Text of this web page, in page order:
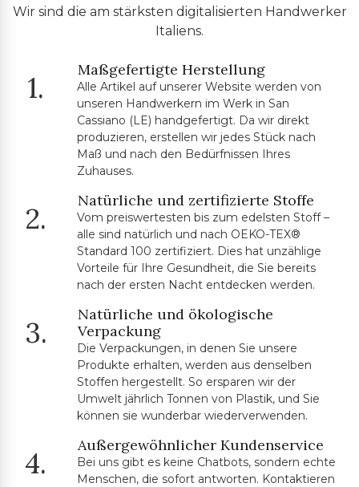
Wir sind die am stärksten digitalisierten Handwerker
Italiens.
1.
Maßgefertigte Herstellung
Alle Artikel auf unserer Website werden von
unseren Handwerkern im Werk in San
Cassiano (LE) handgefertigt. Da wir direkt
produzieren, erstellen wir jedes Stück nach
Maß und nach den Bedürfnissen Ihres
Zuhauses.
2.
Natürliche und zertifizierte Stoffe
Vom preiswertesten bis zum edelsten Stoff –
alle sind natürlich und nach OEKO-TEX®
Standard 100 zertifiziert. Dies hat unzählige
Vorteile für Ihre Gesundheit, die Sie bereits
nach der ersten Nacht entdecken werden.
3.
Natürliche und ökologische
Verpackung
Die Verpackungen, in denen Sie unsere
Produkte erhalten, werden aus denselben
Stoffen hergestellt. So ersparen wir der
Umwelt jährlich Tonnen von Plastik, und Sie
können sie wunderbar wiederverwenden.
4.
Außergewöhnlicher Kundenservice
Bei uns gibt es keine Chatbots, sondern echte
Menschen, die sofort antworten. Kontaktieren